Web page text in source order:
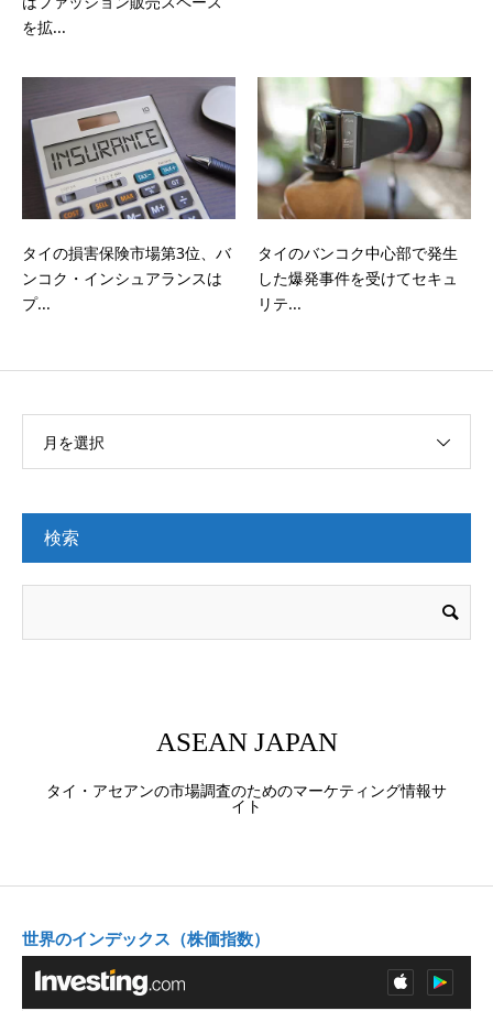
を拡...
タイの損害保険市場第3位、バ
ンコク・インシュアランスは
プ...
タイのバンコク中心部で発生
した爆発事件を受けてセキュ
リテ...
月を選択
検索
ASEAN JAPAN
タイ・アセアンの市場調査のためのマーケティング情報サ
イト
世界のインデックス（株価指数）